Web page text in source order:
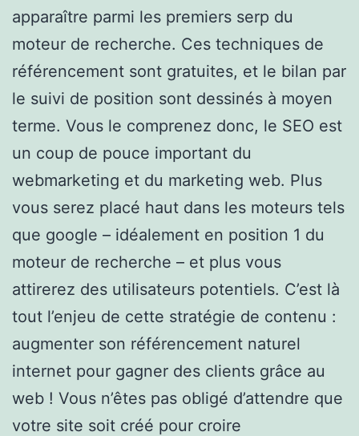
apparaître parmi les premiers serp du
moteur de recherche. Ces techniques de
référencement sont gratuites, et le bilan par
le suivi de position sont dessinés à moyen
terme. Vous le comprenez donc, le SEO est
un coup de pouce important du
webmarketing et du marketing web. Plus
vous serez placé haut dans les moteurs tels
que google – idéalement en position 1 du
moteur de recherche – et plus vous
attirerez des utilisateurs potentiels. C’est là
tout l’enjeu de cette stratégie de contenu :
augmenter son référencement naturel
internet pour gagner des clients grâce au
web ! Vous n’êtes pas obligé d’attendre que
votre site soit créé pour croire